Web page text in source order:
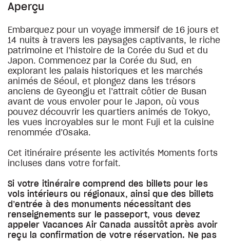
Aperçu
Embarquez pour un voyage immersif de 16 jours et
14 nuits à travers les paysages captivants, le riche
patrimoine et l’histoire de la Corée du Sud et du
Japon. Commencez par la Corée du Sud, en
explorant les palais historiques et les marchés
animés de Séoul, et plongez dans les trésors
anciens de Gyeongju et l’attrait côtier de Busan
avant de vous envoler pour le Japon, où vous
pouvez découvrir les quartiers animés de Tokyo,
les vues incroyables sur le mont Fuji et la cuisine
renommée d’Osaka.
Cet itinéraire présente les activités Moments forts
incluses dans votre forfait.
Si votre itinéraire comprend des billets pour les
vols intérieurs ou régionaux, ainsi que des billets
d’entrée à des monuments nécessitant des
renseignements sur le passeport, vous devez
appeler Vacances Air Canada aussitôt après avoir
reçu la confirmation de votre réservation. Ne pas